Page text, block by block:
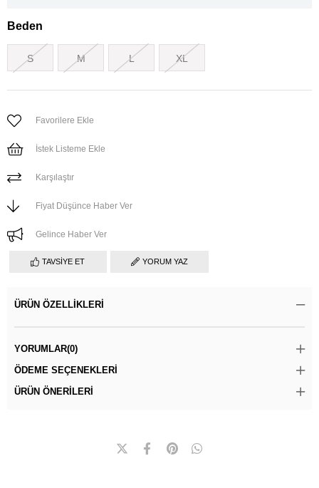
Beden
S M L XL
Favorilere Ekle
İstek Listeme Ekle
Karşılaştır
Fiyat Düşünce Haber Ver
Gelince Haber Ver
TAVSIYE ET YORUM YAZ
ÜRÜN ÖZELLIKLERI
YORUMLAR(0)
ÖDEME SEÇENEKLERI
ÜRÜN ÖNERILERI